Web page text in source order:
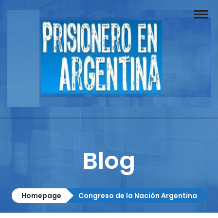
Buscador
Documentos
Columnistas
Contacto
Blog
Homepage Congreso de la Nación Argentina